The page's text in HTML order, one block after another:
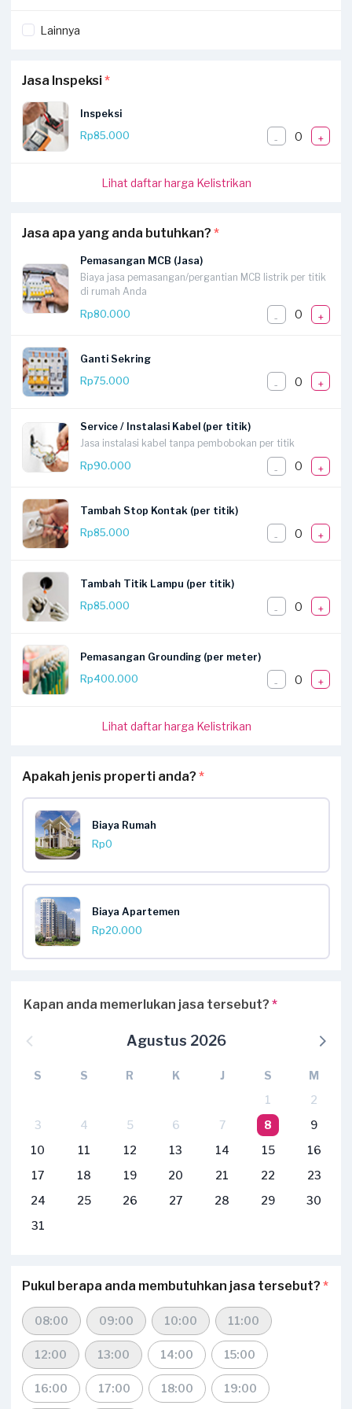
Lainnya
Jasa Inspeksi*
Inspeksi
Rp85.000
- 0 +
Lihat daftar harga Kelistrikan
Jasa apa yang anda butuhkan? *
Pemasangan MCB (Jasa)
Biaya jasa pemasangan/pergantian MCB listrik per titik
di rumah Anda
Rp80.000
- 0 +
Ganti Sekring
Rp75.000
- 0 +
Service / Instalasi Kabel (per titik)
Jasa instalasi kabel tanpa pembobokan per titik
Rp90.000
- 0 +
Tambah Stop Kontak (per titik)
Rp85.000
- 0 +
Tambah Titik Lampu (per titik)
Rp85.000
- 0 +
Pemasangan Grounding (per meter)
Rp400.000
- 0 +
Lihat daftar harga Kelistrikan
Apakah jenis properti anda? *
Biaya Rumah
Rp0
Biaya Apartemen
Rp20.000
Kapan anda memerlukan jasa tersebut? *
Agustus 2026
S S R K J S
M
1
2
3
4 5 6 7 8
9
10
11 12 13 14 15
16
17
18 19 20 21 22
23
24
25 26 27 28 29
30
31
Pukul berapa anda membutuhkan jasa tersebut? *
08:00 09:00 10:00 11:00
12:00 13:00 14:00 15:00
16:00 17:00 18:00 19:00